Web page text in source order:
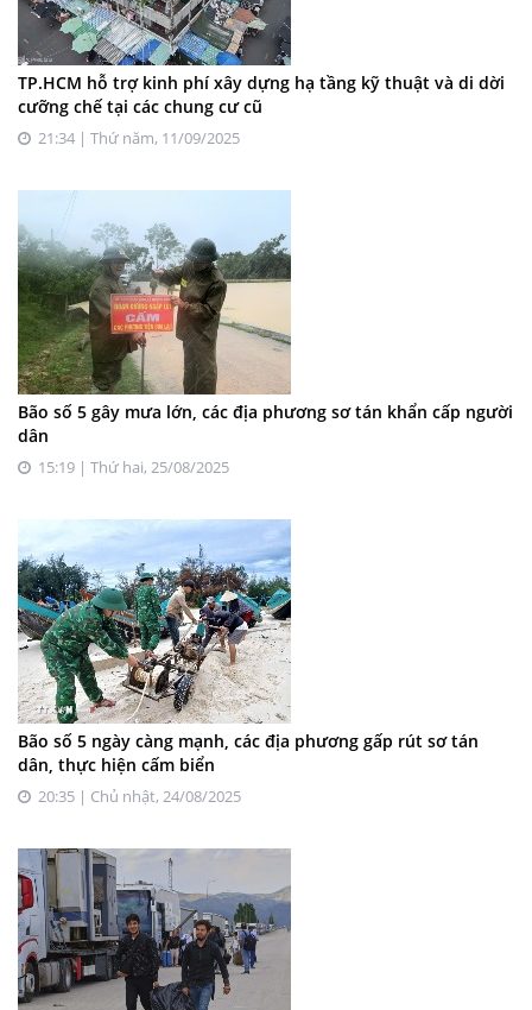
TP.HCM hỗ trợ kinh phí xây dựng hạ tầng kỹ thuật và di dời
cưỡng chế tại các chung cư cũ
21:34 | Thứ năm, 11/09/2025
Bão số 5 gây mưa lớn, các địa phương sơ tán khẩn cấp người
dân
15:19 | Thứ hai, 25/08/2025
Bão số 5 ngày càng mạnh, các địa phương gấp rút sơ tán
dân, thực hiện cấm biển
20:35 | Chủ nhật, 24/08/2025